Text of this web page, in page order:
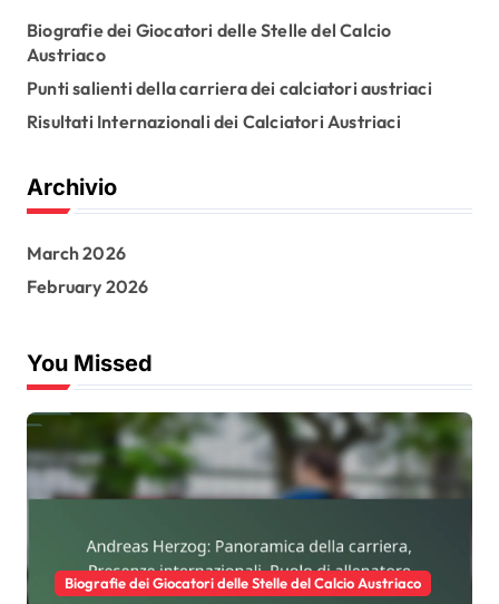
o
r
:
Biografie dei Giocatori delle Stelle del Calcio
Austriaco
Punti salienti della carriera dei calciatori austriaci
Risultati Internazionali dei Calciatori Austriaci
Archivio
March 2026
February 2026
You Missed
Biografie dei Giocatori delle Stelle del Calcio Austriaco